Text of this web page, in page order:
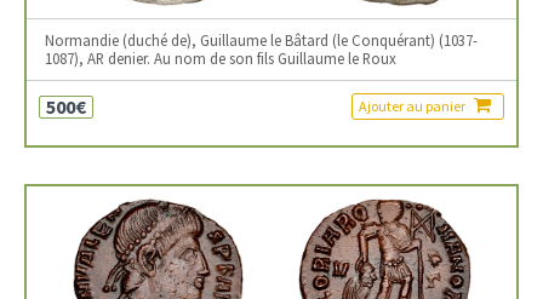
Normandie (duché de), Guillaume le Bâtard (le Conquérant) (1037-
1087), AR denier. Au nom de son fils Guillaume le Roux
500€ Ajouter au panier